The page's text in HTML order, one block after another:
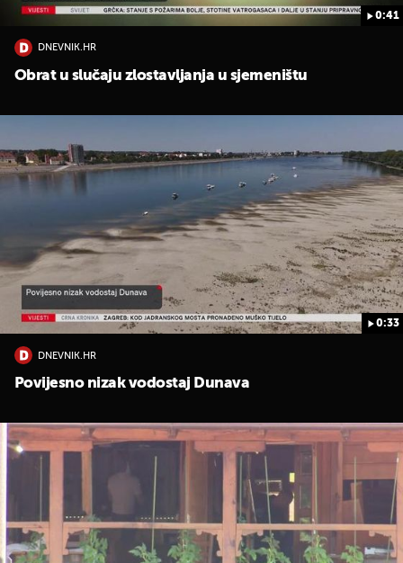
0:41
DNEVNIK.HR
Obrat u slučaju zlostavljanja u sjemeništu
0:33
DNEVNIK.HR
Povijesno nizak vodostaj Dunava